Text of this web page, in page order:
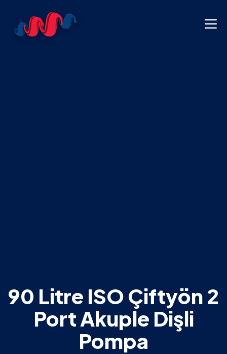
90 Litre ISO Çiftyön 2
Port Akuple Dişli
Pompa